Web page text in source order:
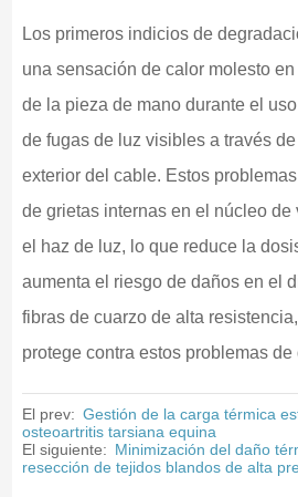
Los primeros indicios de
una sensación de calor molesto
de la pieza de mano durante el
de fugas de luz visibles a través
exterior del cable. Estos
de grietas internas en el núcleo de
el haz de luz, lo que reduce la
aumenta el riesgo de daños en el
fibras de cuarzo de alta
protege contra estos problemas
El prev: Gestión de la carga térmica
osteoartritis tarsiana equina
El siguiente: Minimización del daño
resección de tejidos blandos de alta